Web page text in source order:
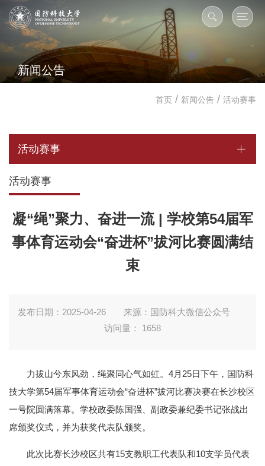
新闻公告
首页 / 新闻公告 / 活动赛事
活动赛事
活动赛事
凝“绳”聚力、奋进一流 | 学校第54届军
事体育运动会“奋进杯”拔河比赛圆满结
束
发布日期：2025-04-26
来源：国防科大微信公众号
访问量： 1658
力拔山兮东风劲，绳聚同心气如虹。4月25日下午，国防科
技大学第54届军事体育运动会“奋进杯”拔河比赛决赛在长沙校区
一号院圆满落幕。学校政委陈国强、副政委兼纪委书记张战出
席颁奖仪式，并为获奖代表队颁奖。
此次比赛长沙校区共有15支教职工代表队和10支学员代表